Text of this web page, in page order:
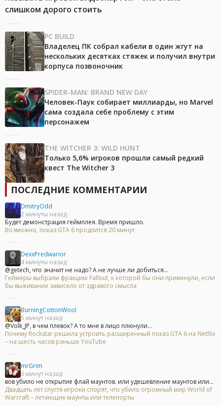
слишком дорого стоить
PC BUILD
Владелец ПК собрал кабели в один жгут на
нескольких десятках стяжек и получил внутри
корпуса позвоночник
SPIDER-MAN: BRAND NEW DAY
Человек-Паук собирает миллиарды, но Marvel
сама создала себе проблему с этим
персонажем
THE WITCHER 3: WILD HUNT
Только 5,6% игроков прошли самый редкий
квест The Witcher 3
ПОСЛЕДНИЕ КОММЕНТАРИИ
DmitryOdd
2 минуты назад
Будет демонстрация геймплея. Время пришло.
Возможно, показ GTA 6 продлится 20 минут
DexxPredwarior
4 минуты назад
@getech, что значит не надо? А не лучше ли добиться...
Геймеры выбрали фракцию Fallout, к которой бы они примкнули, если
бы выживание зависело от здравого смысла
BurningCottonWool
5 минут назад
@Volk_JP, в чем плевок? А то мне в лицо плюнули...
Почему Rockstar решила устроить расширенный показ GTA 6 на Netflix
– на шесть часов раньше YouTube
mrGrim
6 минут назад
вов убило не открытие флай маунтов. или удешевление маунтов или...
Двадцать лет спустя игроки спорят, что убило огромный мир World of
Warcraft – летающие маунты или телепорты